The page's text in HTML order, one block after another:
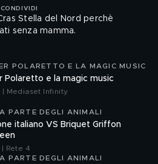
CONDIVIDI
Stella del Nord perchè
senza mamma.
POLARETTO E LA MAGIC MUSIC
Polaretto e la magic music
| Mediaset Infinity
PARTE DEGLI ANIMALI
italiano VS Briquet Griffon
| Rete 4
PARTE DEGLI ANIMALI